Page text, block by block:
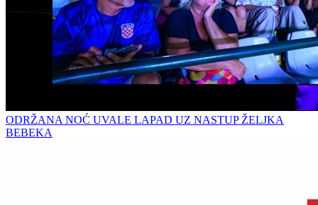
ODRŽANA NOĆ UVALE LAPAD UZ NASTUP ŽELJKA
BEBEKA